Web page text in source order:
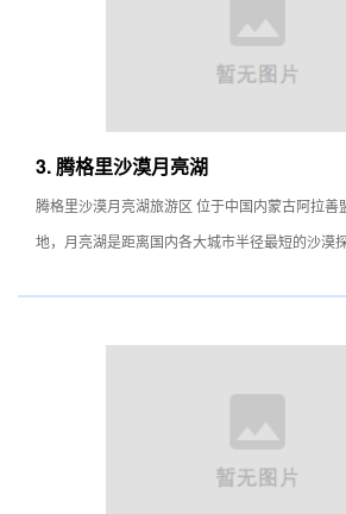
有内外两道城墙。外城墙长208米、宽173米，但
门，也不太明显。东城墙门高9米，门外均有瓮城
鄣，墙长宽各86米，鄣门朝南。鄣内有一座砖瓦
多，都是些箭簇、汉五铢钱和唐宋铜钱之类。 据说过去，牧民常在这
里圈马群套捉坐骑，所以大同城也叫“马圈”城，
莫19千米。 大同城在额济纳众多的遗址中显得非常不起眼，但它却非
重，有时又是一份风韵。
3. 腾格里沙漠月亮湖
腾格里沙漠月亮湖旅游区 位于中国内蒙古阿拉善
地，月亮湖是距离国内各大城市半径最短的沙漠
完整的中国地图展现在眼前，芦苇的分布更是将
硝、天然苏打、天然碱、氧化铁及其它微量元素
药浴配方极其相似。湖水极具生物净化能力，能
生态本色。三是千万年黑沙滩：长达一公里，宽